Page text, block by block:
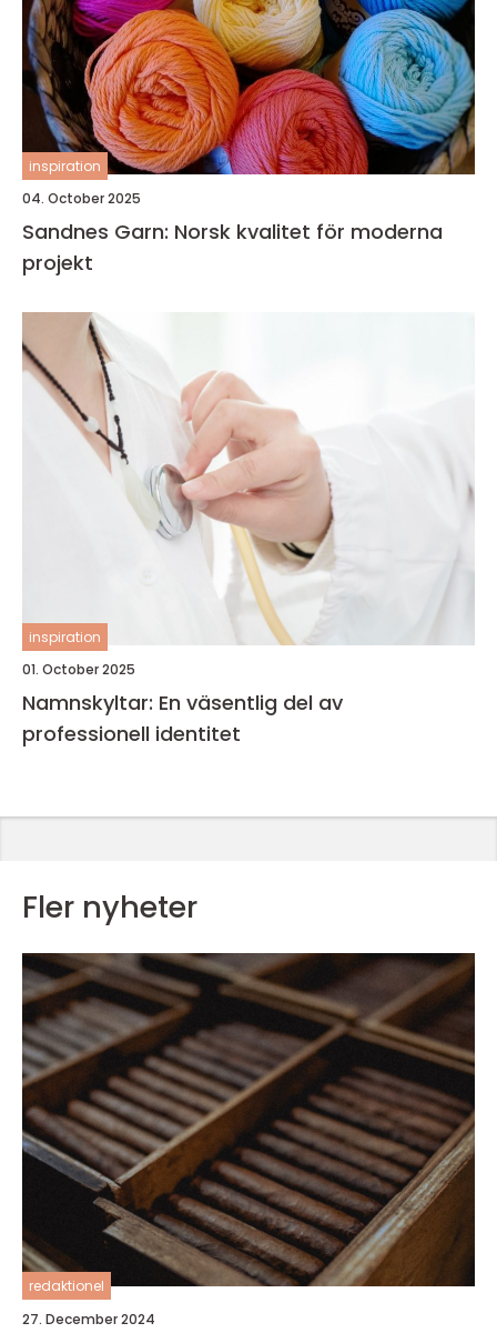
inspiration
04. October 2025
Sandnes Garn: Norsk kvalitet för moderna
projekt
inspiration
01. October 2025
Namnskyltar: En väsentlig del av
professionell identitet
Fler nyheter
redaktionel
27. December 2024